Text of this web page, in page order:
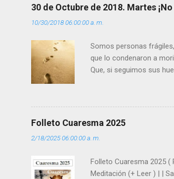
30 de Octubre de 2018. Martes
10/30/2018 06:00:00 a. m.
Somos personas
que lo condenaron a
Que, si seguimos sus
que los demás se
pero tú me das la savia
”. - ¿Te sientes super
(+ Leer ) |
Folleto Cuaresma 2025
2/18/2025 06:00:00 a. m.
Folleto Cuaresma 2025 (
Meditación (+ Leer ) | |